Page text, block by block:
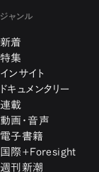
ジャンル
新着
特集
インサイト
ドキュメンタリー
連載
動画・音声
電子書籍
国際+Foresight
週刊新潮